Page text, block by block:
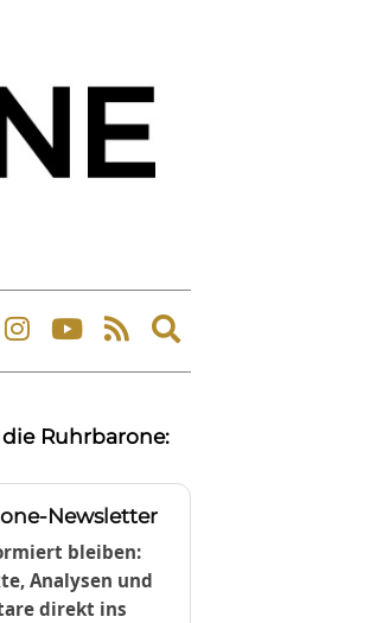
Expand
search
Ruhrbarone:
Newsletter
bleiben:
Analysen und
direkt ins